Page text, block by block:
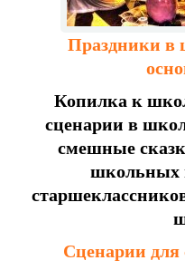
Праздники в
Копилка к
сценарии в
смешные
школьных
Сценарии